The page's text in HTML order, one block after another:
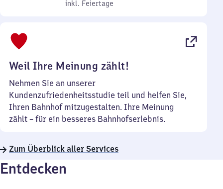
inkl. Feiertage
7
inkl. Feiertage
Weil Ihre Meinung zählt!
Nehmen Sie an unserer
Kundenzufriedenheitsstudie teil und helfen Sie,
Ihren Bahnhof mitzugestalten. Ihre Meinung
zählt – für ein besseres Bahnhofserlebnis.
Zum Überblick aller Services
Entdecken